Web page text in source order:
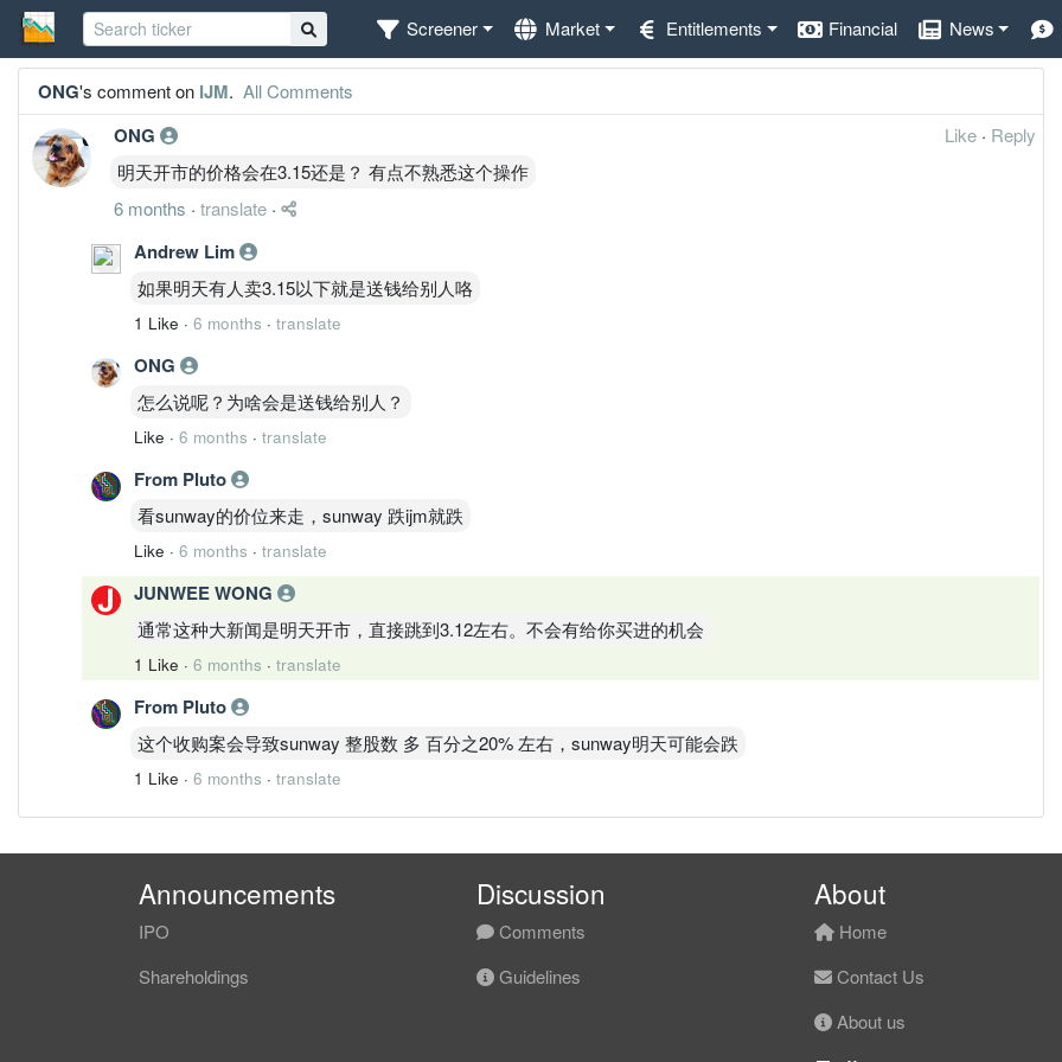
Screener Market Entitlements Financial News
ONG's comment on IJM. All Comments
ONG Like · Reply
明天开市的价格会在3.15还是？ 有点不熟悉这个操作
6 months · translate ·
Andrew Lim
如果明天有人卖3.15以下就是送钱给别人咯
1 Like · 6 months · translate
ONG
怎么说呢？为啥会是送钱给别人？
Like · 6 months · translate
From Pluto
看sunway的价位来走，sunway 跌ijm就跌
Like · 6 months · translate
JUNWEE WONG
通常这种大新闻是明天开市，直接跳到3.12左右。不会有给你买进的机会
1 Like · 6 months · translate
From Pluto
这个收购案会导致sunway 整股数 多 百分之20% 左右，sunway明天可能会跌
1 Like · 6 months · translate
Announcements
IPO
Shareholdings
Discussion
Comments
Guidelines
About
Home
Contact Us
About us